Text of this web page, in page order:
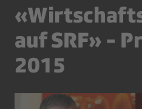
auf SRF» -
2015